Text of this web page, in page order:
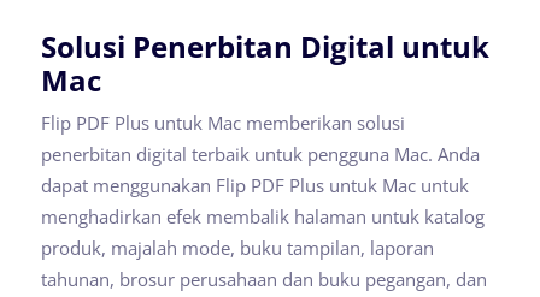
Solusi Penerbitan Digital untuk
Mac
Flip PDF Plus untuk Mac memberikan solusi
penerbitan digital terbaik untuk pengguna Mac. Anda
dapat menggunakan Flip PDF Plus untuk Mac untuk
menghadirkan efek membalik halaman untuk katalog
produk, majalah mode, buku tampilan, laporan
tahunan, brosur perusahaan dan buku pegangan, dan